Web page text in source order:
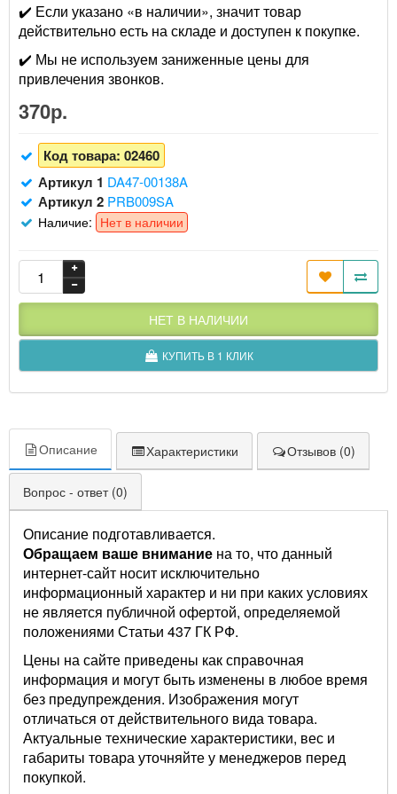
✔️ Если указано «в наличии», значит товар
действительно есть на складе и доступен к покупке.
✔️ Мы не используем заниженные цены для
привлечения звонков.
370р.
Код товара: 02460
Артикул 1 DA47-00138A
Артикул 2 PRB009SA
Наличие: Нет в наличии
НЕТ В НАЛИЧИИ
КУПИТЬ В 1 КЛИК
Описание Характеристики Отзывов (0)
Вопрос - ответ (0)
Описание подготавливается.
Обращаем ваше внимание на то, что данный
интернет-сайт носит исключительно
информационный характер и ни при каких условиях
не является публичной офертой, определяемой
положениями Статьи 437 ГК РФ.
Цены на сайте приведены как справочная
информация и могут быть изменены в любое время
без предупреждения. Изображения могут
отличаться от действительного вида товара.
Актуальные технические характеристики, вес и
габариты товара уточняйте у менеджеров перед
покупкой.